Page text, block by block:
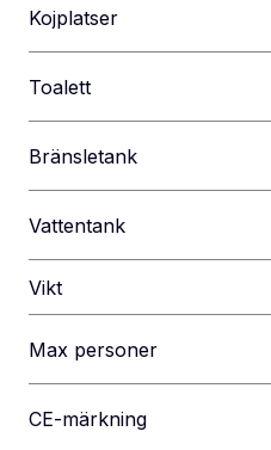
Kojplatser
Toalett
Bränsletank
Vattentank
Vikt
Max personer
CE-märkning